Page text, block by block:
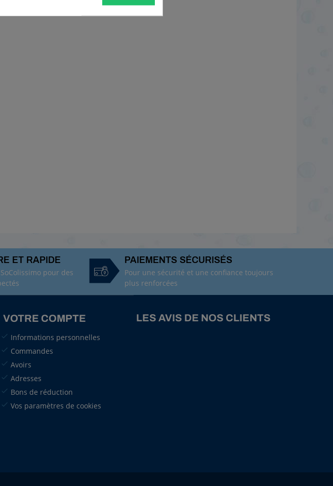
ET RAPIDE
pour des
PAIEMENTS SÉCURISÉS
Pour une sécurité et une confiance toujours
plus renforcées
VOTRE COMPTE
Informations personnelles
Commandes
Avoirs
Adresses
Bons de réduction
Vos paramètres de cookies
LES AVIS DE NOS CLIENTS